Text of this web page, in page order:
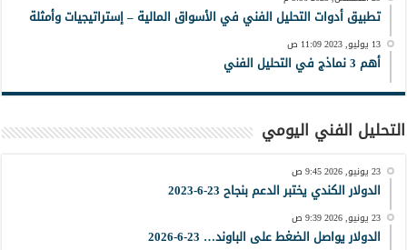
تطبيق أدوات التحليل الفني في الأسواق المالية – إستراتيجيات وأمثلة
13 يوليو, 2023 11:09 ص
أهم 3 نماذج في التحليل الفني
التحليل الفني اليومي
23 يونيو, 2026 9:45 ص
الدولار الكندي يختبر الدعم بنجاح 23-6-2023
23 يونيو, 2026 9:39 ص
الدولار يواصل الضغط على الباوند… 23-6-2026